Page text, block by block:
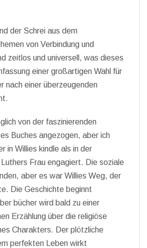
der Schrei aus dem
von Verbindung und
zeitlos und universell, was dieses
einer großartigen Wahl für
nach einer überzeugenden
von der faszinierenden
Buches angezogen, aber ich
in Willies kindle als in der
Frau engagiert. Die soziale
aber es war Willies Weg, der
Die Geschichte beginnt
bücher wird bald zu einer
Erzählung über die religiöse
Charakters. Der plötzliche
perfekten Leben wirkt